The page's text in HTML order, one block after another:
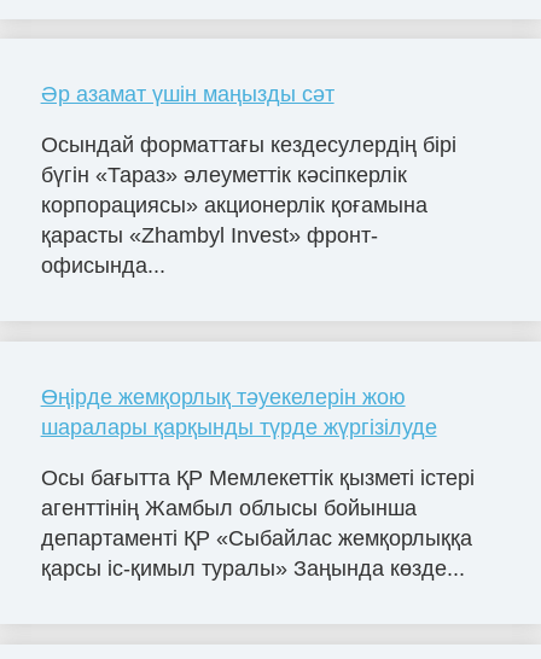
Әр азамат үшін маңызды сәт
Осындай форматтағы кездесулердің бірі
бүгін «Тараз» әлеуметтік кәсіпкерлік
корпорациясы» акционерлік қоғамына
қарасты «Zhambyl Invest» фронт-
офисында...
Өңірде жемқорлық тәуекелерін жою
шаралары қарқынды түрде жүргізілуде
Осы бағытта ҚР Мемлекеттік қызметі істері
агенттінің Жамбыл облысы бойынша
департаменті ҚР «Сыбайлас жемқорлыққа
қарсы іс-қимыл туралы» Заңында көзде...